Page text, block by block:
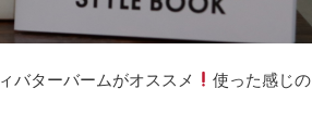
バターバームがオススメ
使った感じの